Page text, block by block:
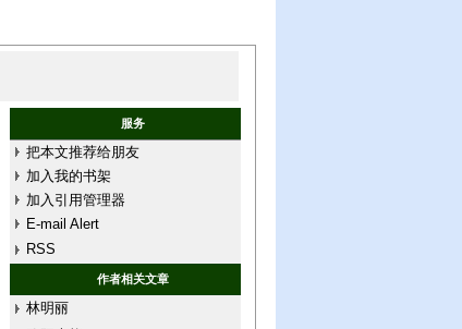
服务
把本文推荐给朋友
加入我的书架
加入引用管理器
E-mail Alert
RSS
作者相关文章
林明丽